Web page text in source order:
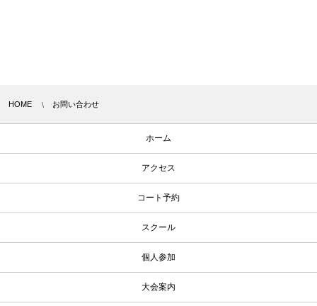
HOME お問い合わせ
ホーム
アクセス
コート予約
スクール
個人参加
大会案内